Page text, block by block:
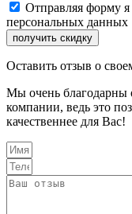
Отправляя форму я
персональных данных
получить скидку
Оставить отзыв о
Мы очень благодарны
компании, ведь это
качественнее для Вас!